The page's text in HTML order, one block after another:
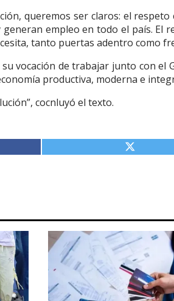
queremos ser claros: el
empleo en todo el país.
tanto puertas adentro como
vocación de trabajar junto con el
productiva, moderna e
cocnluyó el texto.